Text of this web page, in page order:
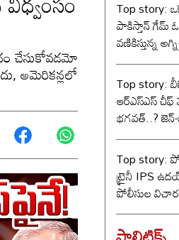
చేసుకోవడమో
అమెరికన్లలో
Top story:
పాకిస్తాన్ గేమ్
వణికిస్తున్న
Top story:
ఆర్‌ఎస్‌ఎస్
భగవత్..?
సంఘ్ పరివార్
Top story:
ట్రైనీ IPS
పోలీసుల
ట్విస్టులు!